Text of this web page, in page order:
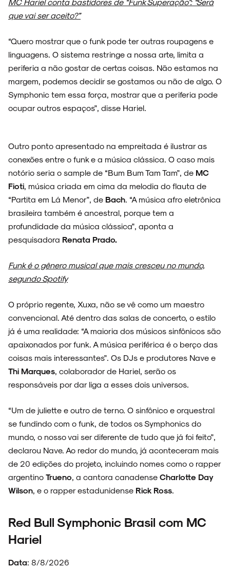
que vai ser aceito?”
“Quero mostrar que o funk pode ter outras roupagens e
linguagens. O sistema restringe a nossa arte, limita a
periferia a não gostar de certas coisas. Não estamos na
margem, podemos decidir se gostamos ou não de algo. O
Symphonic tem essa força, mostrar que a periferia pode
ocupar outros espaços", disse Hariel.
Outro ponto apresentado na empreitada é ilustrar as
conexões entre o funk e a música clássica. O caso mais
notório seria o sample de “Bum Bum Tam Tam", de MC
Fioti, música criada em cima da melodia do flauta de
“Partita em Lá Menor", de Bach. “A música afro eletrônica
brasileira também é ancestral, porque tem a
profundidade da música clássica", aponta a
pesquisadora Renata Prado.
Funk é o gênero musical que mais cresceu no mundo,
segundo Spotify
O próprio regente, Xuxa, não se vê como um maestro
convencional. Até dentro das salas de concerto, o estilo
já é uma realidade: “A maioria dos músicos sinfônicos são
apaixonados por funk. A música periférica é o berço das
coisas mais interessantes". Os DJs e produtores Nave e
Thi Marques, colaborador de Hariel, serão os
responsáveis por dar liga a esses dois universos.
“Um de juliette e outro de terno. O sinfônico e orquestral
se fundindo com o funk, de todos os Symphonics do
mundo, o nosso vai ser diferente de tudo que já foi feito",
declarou Nave. Ao redor do mundo, já aconteceram mais
de 20 edições do projeto, incluindo nomes como o rapper
argentino Trueno, a cantora canadense Charlotte Day
Wilson, e o rapper estadunidense Rick Ross.
Red Bull Symphonic Brasil com MC
Hariel
Data: 8/8/2026